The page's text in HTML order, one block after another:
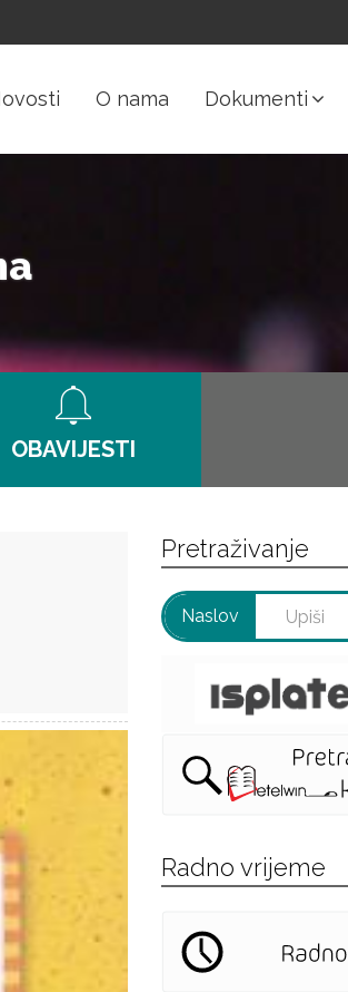
O nama Dokumenti
OBAVIJESTI
Pretraživanje
Naslov
Radno vrijeme